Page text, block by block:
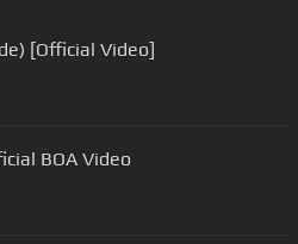
[Official Video]
BOA Video